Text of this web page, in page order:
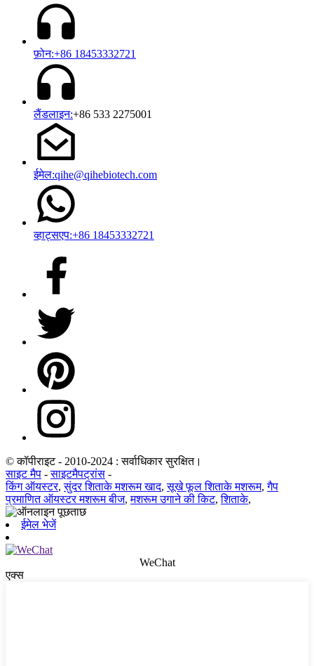
फ़ोन:+86 18453332721
लैंडलाइन:+86 533 2275001
ईमेल:qihe@qihebiotech.com
व्हाट्सएप:+86 18453332721
© कॉपीराइट - 2010-2024 : सर्वाधिकार सुरक्षित।
साइट मैप -साइटमैपट्रांस -
किंग ऑयस्टर,सुंदर शिताके मशरूम खाद,सूखे फूल शिताके मशरूम,गैप
प्रमाणित ऑयस्टर मशरूम बीज,मशरूम उगाने की किट,शिताके,
ईमेल भेजें
WeChat
एक्स